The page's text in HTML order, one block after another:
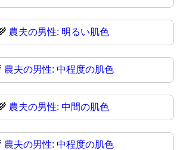
農夫の男性: 明るい肌色
農夫の男性: 中程度の肌色
農夫の男性: 中間の肌色
農夫の男性: 中程度の肌色